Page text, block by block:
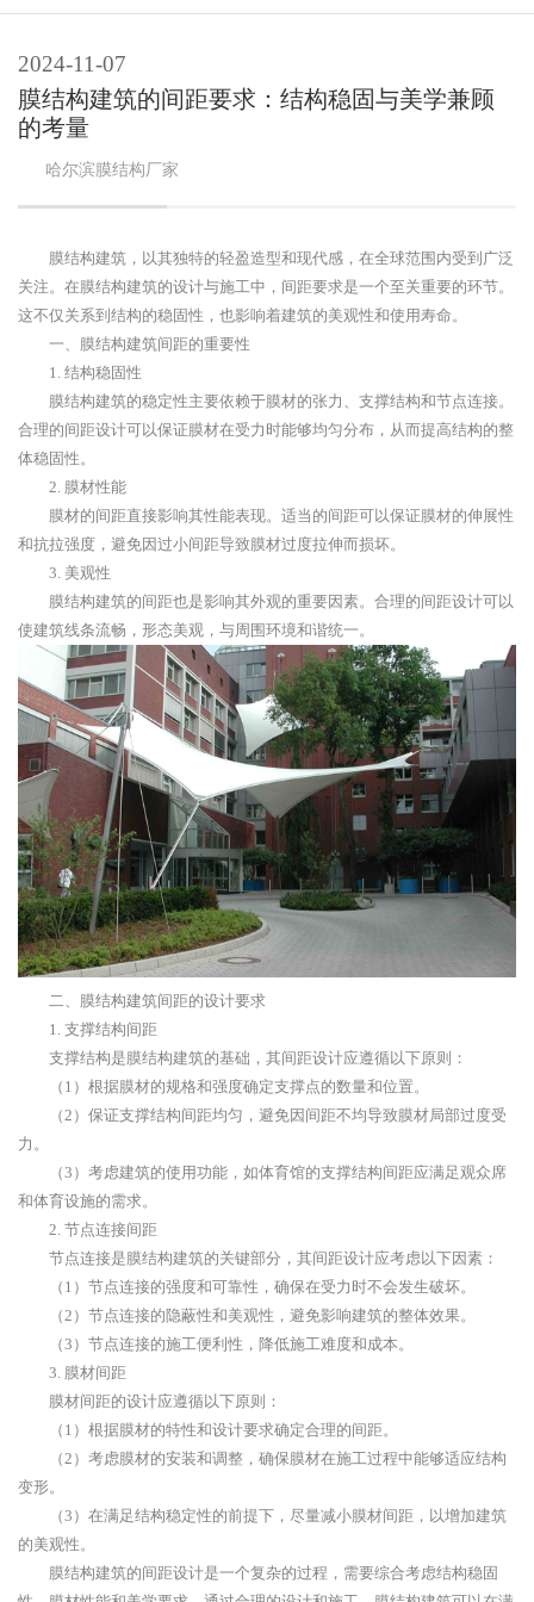
2024-11-07
膜结构建筑的间距要求：结构稳固与美学兼顾
的考量
哈尔滨膜结构厂家
膜结构建筑，以其独特的轻盈造型和现代感，在全球范围内受到广泛
关注。在膜结构建筑的设计与施工中，间距要求是一个至关重要的环节。
这不仅关系到结构的稳固性，也影响着建筑的美观性和使用寿命。
一、膜结构建筑间距的重要性
1. 结构稳固性
膜结构建筑的稳定性主要依赖于膜材的张力、支撑结构和节点连接。
合理的间距设计可以保证膜材在受力时能够均匀分布，从而提高结构的整
体稳固性。
2. 膜材性能
膜材的间距直接影响其性能表现。适当的间距可以保证膜材的伸展性
和抗拉强度，避免因过小间距导致膜材过度拉伸而损坏。
3. 美观性
膜结构建筑的间距也是影响其外观的重要因素。合理的间距设计可以
使建筑线条流畅，形态美观，与周围环境和谐统一。
二、膜结构建筑间距的设计要求
1. 支撑结构间距
支撑结构是膜结构建筑的基础，其间距设计应遵循以下原则：
（1）根据膜材的规格和强度确定支撑点的数量和位置。
（2）保证支撑结构间距均匀，避免因间距不均导致膜材局部过度受
力。
（3）考虑建筑的使用功能，如体育馆的支撑结构间距应满足观众席
和体育设施的需求。
2. 节点连接间距
节点连接是膜结构建筑的关键部分，其间距设计应考虑以下因素：
（1）节点连接的强度和可靠性，确保在受力时不会发生破坏。
（2）节点连接的隐蔽性和美观性，避免影响建筑的整体效果。
（3）节点连接的施工便利性，降低施工难度和成本。
3. 膜材间距
膜材间距的设计应遵循以下原则：
（1）根据膜材的特性和设计要求确定合理的间距。
（2）考虑膜材的安装和调整，确保膜材在施工过程中能够适应结构
变形。
（3）在满足结构稳定性的前提下，尽量减小膜材间距，以增加建筑
的美观性。
膜结构建筑的间距设计是一个复杂的过程，需要综合考虑结构稳固